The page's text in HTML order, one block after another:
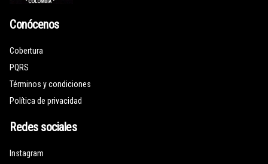
Conócenos
Cobertura
PQRS
Términos y condiciones
Política de privacidad
Redes sociales
Instagram